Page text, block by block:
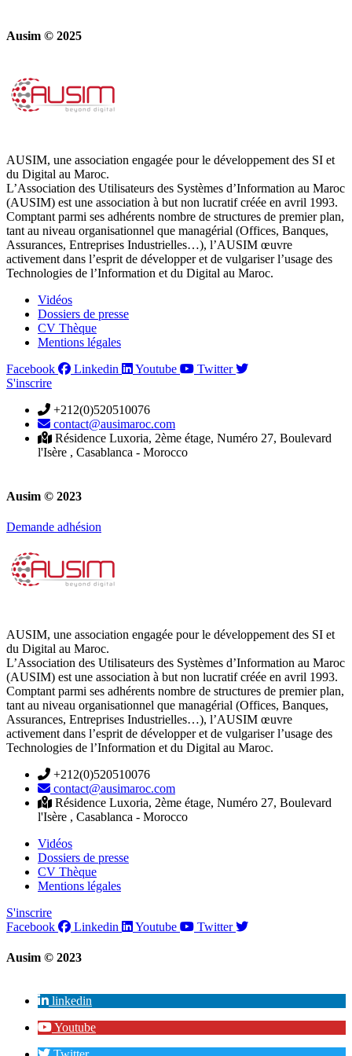
Ausim © 2025
AUSIM, une association engagée pour le développement des SI et
du Digital au Maroc.
L’Association des Utilisateurs des Systèmes d’Information au Maroc
(AUSIM) est une association à but non lucratif créée en avril 1993.
Comptant parmi ses adhérents nombre de structures de premier plan,
tant au niveau organisationnel que managérial (Offices, Banques,
Assurances, Entreprises Industrielles…), l’AUSIM œuvre
activement dans l’esprit de développer et de vulgariser l’usage des
Technologies de l’Information et du Digital au Maroc.
Vidéos
Dossiers de presse
CV Thèque
Mentions légales
Facebook
Linkedin Youtube
Twitter
S'inscrire
+212(0)520510076
contact@ausimaroc.com
Résidence Luxoria, 2ème étage, Numéro 27, Boulevard
l'Isère , Casablanca - Morocco
Ausim © 2023
Demande adhésion
AUSIM, une association engagée pour le développement des SI et
du Digital au Maroc.
L’Association des Utilisateurs des Systèmes d’Information au Maroc
(AUSIM) est une association à but non lucratif créée en avril 1993.
Comptant parmi ses adhérents nombre de structures de premier plan,
tant au niveau organisationnel que managérial (Offices, Banques,
Assurances, Entreprises Industrielles…), l’AUSIM œuvre
activement dans l’esprit de développer et de vulgariser l’usage des
Technologies de l’Information et du Digital au Maroc.
+212(0)520510076
contact@ausimaroc.com
Résidence Luxoria, 2ème étage, Numéro 27, Boulevard
l'Isère , Casablanca - Morocco
Vidéos
Dossiers de presse
CV Thèque
Mentions légales
S'inscrire
Facebook
Linkedin Youtube Twitter
Ausim © 2023
linkedin
Youtube